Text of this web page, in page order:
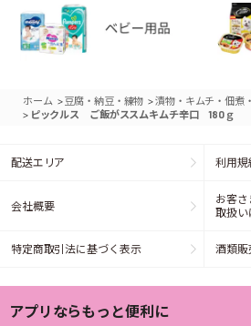
ホーム >豆腐・納豆・練物 >漬物・キムチ・佃煮
> ピックルス ご飯がススムキムチ辛口 180ｇ
配送エリア 利用規
会社概要
お客さ
取扱い
特定商取引法に基づく表示 酒類販
アプリならもっと便利に